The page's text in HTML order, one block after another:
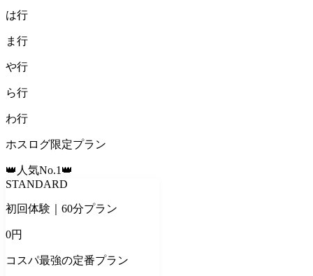
は行
ま 行
や行
ら行
わ行
ホスログ限定プラン
👑人気No.1👑
STANDARD
初回体験｜60分プラン
0円
コスパ最強の定番プラン